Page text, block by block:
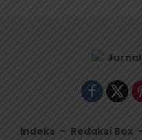
Indeks Redaksi Box